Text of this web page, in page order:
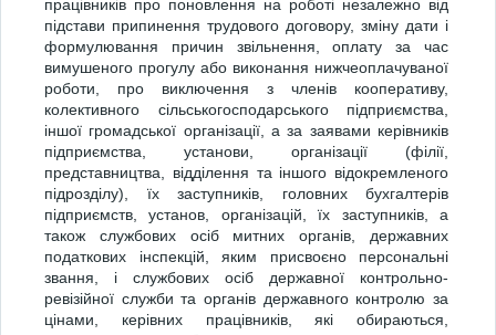
працівників про поновлення на роботі незалежно від
підстави припинення трудового договору, зміну дати і
формулювання причин звільнення, оплату за час
вимушеного прогулу або виконання нижчеоплачуваної
роботи, про виключення з членів кооперативу,
колективного сільськогосподарського підприємства,
іншої громадської організації, а за заявами керівників
підприємства, установи, організації (філії,
представництва, відділення та іншого відокремленого
підрозділу), їх заступників, головних бухгалтерів
підприємств, установ, організацій, їх заступників, а
також службових осіб митних органів, державних
податкових інспекцій, яким присвоєно персональні
звання, і службових осіб державної контрольно-
ревізійної служби та органів державного контролю за
цінами, керівних працівників, які обираються,